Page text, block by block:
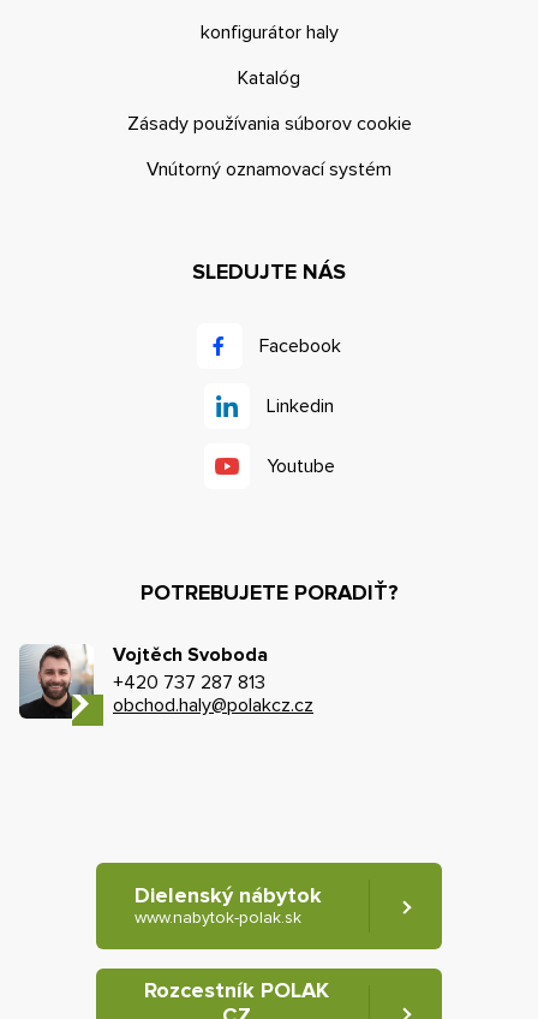
konfigurátor haly
Katalóg
Zásady používania súborov cookie
Vnútorný oznamovací systém
SLEDUJTE NÁS
Facebook
Linkedin
Youtube
POTREBUJETE PORADIŤ?
Vojtěch Svoboda
+420 737 287 813
obchod.haly@polakcz.cz
Dielenský nábytok
www.nabytok-polak.sk
Rozcestník POLAK